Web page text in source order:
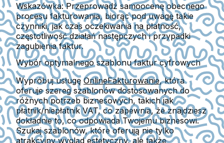
Wskazówka:Przeprowadź samoocenę obecnego
procesu fakturowania, biorąc pod uwagę takie
czynniki, jak czas oczekiwania na płatność,
częstotliwość działań następczych i przypadki
zagubienia faktur.
Wybór optymalnego szablonu faktur cyfrowych
Wypróbuj usługę OnlineFakturowanie, która
oferuje szereg szablonów dostosowanych do
różnych potrzeb biznesowych, takich jak
płatnik/niepłatnik VAT, co zapewnia, że znajdziesz
dokładnie to, co odpowiada Twojemu biznesowi.
Szukaj szablonów, które oferują nie tylko
atrakcyjny wygląd estetyczny, ale także